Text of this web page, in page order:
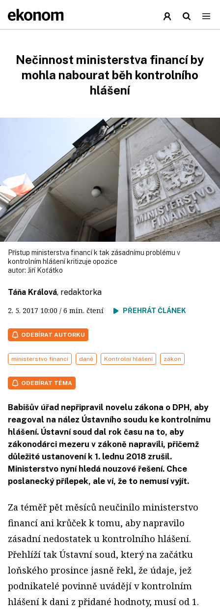
Nečinnost ministerstva financí by
mohla nabourat běh kontrolního
hlášení
Přístup ministerstva financí k tak zásadnímu problému v
kontrolním hlášení kritizuje opozice
autor: Jiří Koťátko
Táňa Králová, redaktorka
2. 5. 2017 10:00 / 6 min. čtení PŘEHRÁT ČLÁNEK
ODEBÍRAT AUTORKU
ministerstvo financí daně Kontrolní hlášení zákon
ODEBÍRAT TÉMA
Babišův úřad nepřipravil novelu zákona o DPH, aby
reagoval na nález Ústavního soudu ke kontrolnímu
hlášení. Ústavní soud dal rok času na to, aby
zákonodárci mezeru v zákoně napravili, přičemž
důležité ustanovení k 1. lednu 2018 zrušil.
Ministerstvo nyní hledá nouzové řešení. Chce
poslanecký přílepek, ale ví, že to nemusí vyjít.
Za téměř pět měsíců neučinilo ministerstvo
financí ani krůček k tomu, aby napravilo
zásadní nedostatek u kontrolního hlášení.
Přehlíží tak Ústavní soud, který na začátku
loňského prosince jasně řekl, že údaje, jež
podnikatelé povinně uvádějí v kontrolním
hlášení k dani z přidané hodnoty, musí od 1.